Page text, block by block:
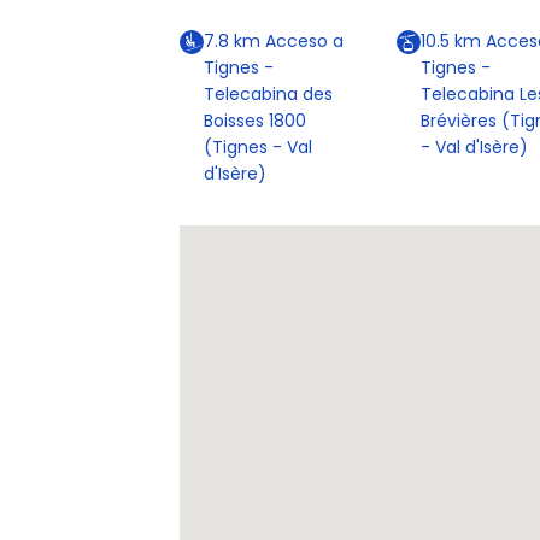
7.8km Acceso a
Tignes -
Telecabina des
Boisses 1800
(Tignes - Val
d'Isère)
10.5 km
Tignes -
Telecabina
Brévières
- Val d'Isère)